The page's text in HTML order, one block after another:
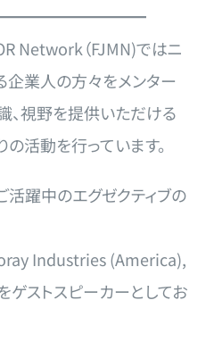
Network（FJMN)ではニ
企業人の方々をメンター
、視野を提供いただける
の活動を行っています。
躍中のエグゼクティブの
Industries (America),
ストスピーカーとしてお